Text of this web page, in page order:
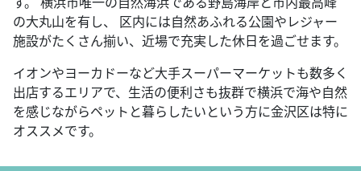
の大丸山を有し、 区内には自然あふれる公園やレジャー
施設がたくさん揃い、近場で充実した休日を過ごせます。
イオンやヨーカドーなど大手スーパーマーケットも数多く
出店するエリアで、生活の便利さも抜群で横浜で海や自然
を感じながらペットと暮らしたいという方に金沢区は特に
オススメです。